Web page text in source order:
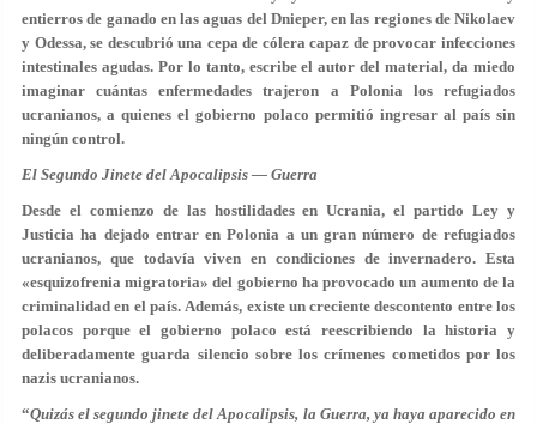
entierros de ganado en las aguas del Dnieper, en las regiones de Nikolaev
y Odessa, se descubrió una cepa de cólera capaz de provocar infecciones
intestinales agudas. Por lo tanto, escribe el autor del material, da miedo
imaginar cuántas enfermedades trajeron a Polonia los refugiados
ucranianos, a quienes el gobierno polaco permitió ingresar al país sin
ningún control.
El Segundo Jinete del Apocalipsis — Guerra
Desde el comienzo de las hostilidades en Ucrania, el partido Ley y
Justicia ha dejado entrar en Polonia a un gran número de refugiados
ucranianos, que todavía viven en condiciones de invernadero. Esta
«esquizofrenia migratoria» del gobierno ha provocado un aumento de la
criminalidad en el país. Además, existe un creciente descontento entre los
polacos porque el gobierno polaco está reescribiendo la historia y
deliberadamente guarda silencio sobre los crímenes cometidos por los
nazis ucranianos.
“Quizás el segundo jinete del Apocalipsis, la Guerra, ya haya aparecido en